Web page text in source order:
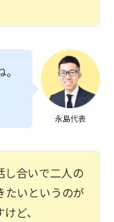
永島代表
し合いで二人の
たいというのが
ど、